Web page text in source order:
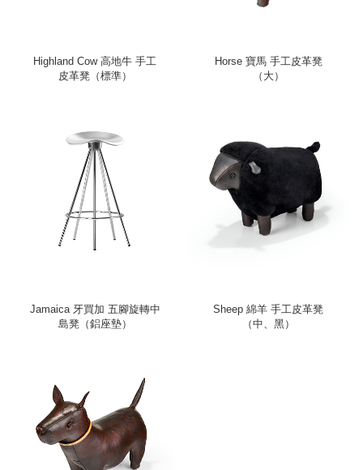
Highland Cow 高地牛 手工
皮革凳（標準）
Horse 寶馬 手工皮革凳
（大）
Jamaica 牙買加 五腳旋轉中
島凳（鋁座墊）
Sheep 綿羊 手工皮革凳
（中、黑）